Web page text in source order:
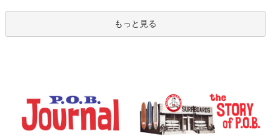
もっと見る